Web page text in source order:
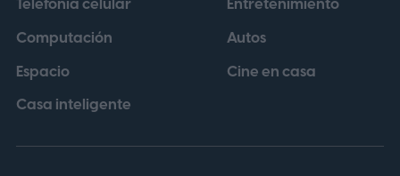
abierto y 14,9 mm cuando está cerrado.
Computación
Espacio
Casa inteligente
Autos
Cine en casa